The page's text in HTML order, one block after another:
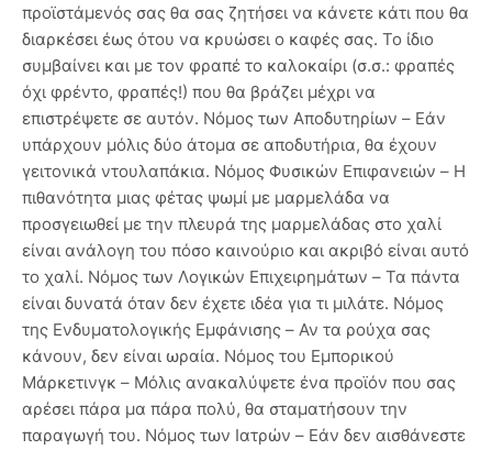
προϊστάμενός σας θα σας ζητήσει να κάνετε κάτι που θα
διαρκέσει έως ότου να κρυώσει ο καφές σας. Το ίδιο
συμβαίνει και με τον φραπέ το καλοκαίρι (σ.σ.: φραπές
όχι φρέντο, φραπές!) που θα βράζει μέχρι να
επιστρέψετε σε αυτόν. Νόμος των Αποδυτηρίων – Εάν
υπάρχουν μόλις δύο άτομα σε αποδυτήρια, θα έχουν
γειτονικά ντουλαπάκια. Νόμος Φυσικών Επιφανειών – Η
πιθανότητα μιας φέτας ψωμί με μαρμελάδα να
προσγειωθεί με την πλευρά της μαρμελάδας στο χαλί
είναι ανάλογη του πόσο καινούριο και ακριβό είναι αυτό
το χαλί. Νόμος των Λογικών Επιχειρημάτων – Τα πάντα
είναι δυνατά όταν δεν έχετε ιδέα για τι μιλάτε. Νόμος
της Ενδυματολογικής Εμφάνισης – Αν τα ρούχα σας
κάνουν, δεν είναι ωραία. Νόμος του Εμπορικού
Μάρκετινγκ – Μόλις ανακαλύψετε ένα προϊόν που σας
αρέσει πάρα μα πάρα πολύ, θα σταματήσουν την
παραγωγή του. Νόμος των Ιατρών – Εάν δεν αισθάνεστε